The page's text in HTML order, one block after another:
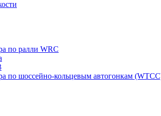
по ралли WRC
по шоссейно-кольцевым автогонкам